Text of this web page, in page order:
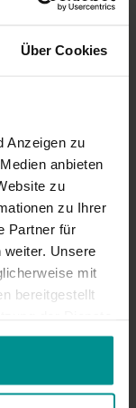
Über Cookies
Anzeigen zu
anbieten
zu
zu Ihrer
Partner für
weiter. Unsere
mit
bereitgestellt